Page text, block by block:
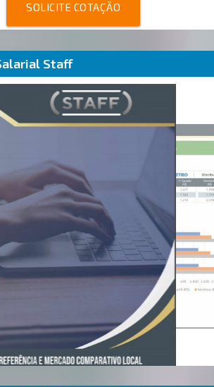
SOLICITE COTAÇÃO
Staff